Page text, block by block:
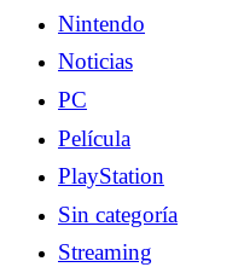
Nintendo
Noticias
PC
Película
PlayStation
Sin categoría
Streaming